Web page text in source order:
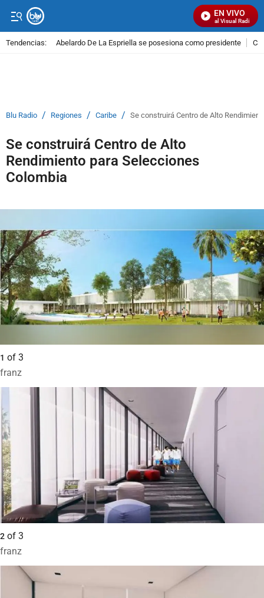
EN VIVO
Señal Visual Radio
Tendencias: Abelardo De La Espriella se posesiona como presidente
Blu Radio / Regiones / Caribe / Se construirá Centro de Alto
Se construirá Centro de Alto
Rendimiento para Selecciones
Colombia
1 of 3
franz
2 of 3
franz